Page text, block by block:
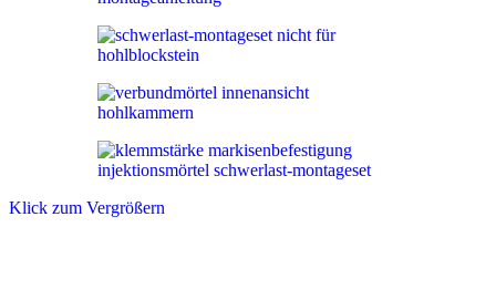
Klick zum Vergrößern